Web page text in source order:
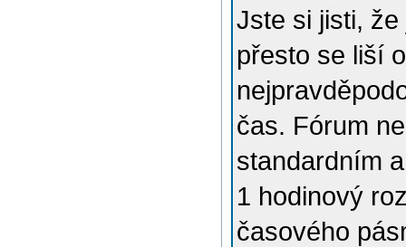
Jste si jisti,
přesto se liší
čas. Fórum
standardním
1 hodinový
časového